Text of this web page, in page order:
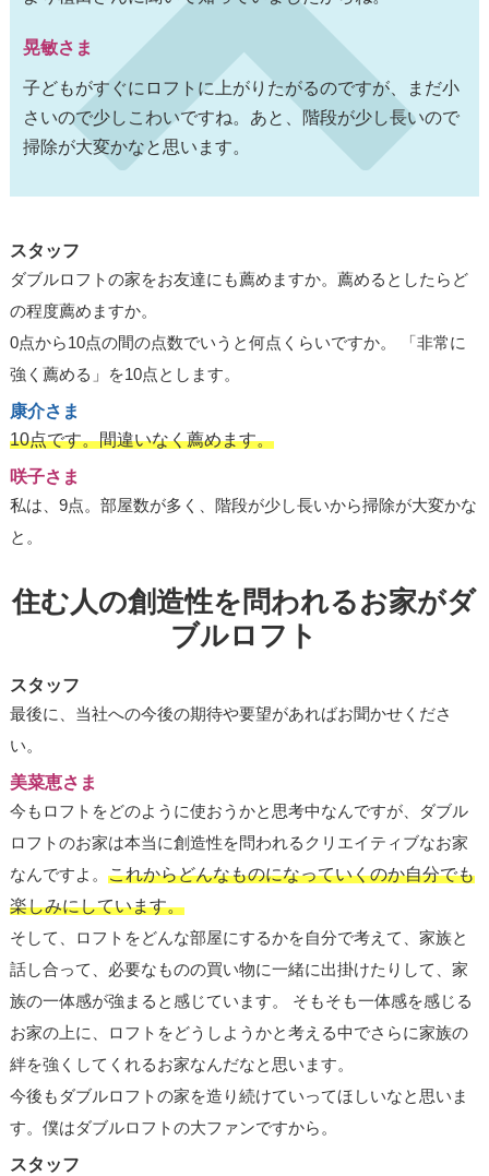
晃敏さま
子どもがすぐにロフトに上がりたがるのですが、まだ小
さいので少しこわいですね。あと、階段が少し長いので
掃除が大変かなと思います。
スタッフ
ダブルロフトの家をお友達にも薦めますか。薦めるとしたらど
の程度薦めますか。
0点から10点の間の点数でいうと何点くらいですか。 「非常に
強く薦める」を10点とします。
康介さま
10点です。間違いなく薦めます。
咲子さま
私は、9点。部屋数が多く、階段が少し長いから掃除が大変かな
と。
住む人の創造性を問われるお家がダ
ブルロフト
スタッフ
最後に、当社への今後の期待や要望があればお聞かせくださ
い。
美菜恵さま
今もロフトをどのように使おうかと思考中なんですが、ダブル
ロフトのお家は本当に創造性を問われるクリエイティブなお家
なんですよ。 これからどんなものになっていくのか自分でも
楽しみにしています。
そして、ロフトをどんな部屋にするかを自分で考えて、家族と
話し合って、必要なものの買い物に一緒に出掛けたりして、家
族の一体感が強まると感じています。 そもそも一体感を感じる
お家の上に、ロフトをどうしようかと考える中でさらに家族の
絆を強くしてくれるお家なんだなと思います。
今後もダブルロフトの家を造り続けていってほしいなと思いま
す。僕はダブルロフトの大ファンですから。
スタッフ